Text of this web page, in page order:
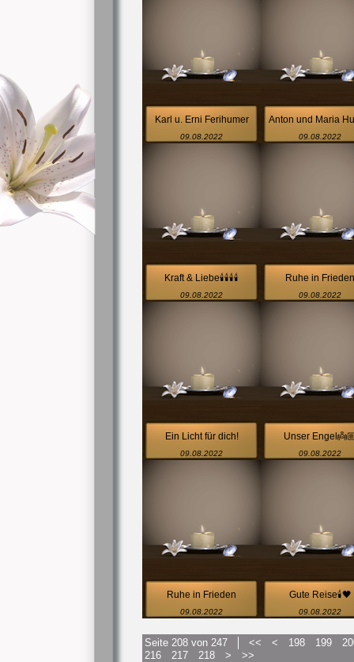
Karl u. Erni Ferihumer
09.08.2022
Anton und Maria
09.08.2022
Kraft & Liebe🕯️🕯️🕯️🕯️
09.08.2022
Ruhe in Frieden
09.08.2022
Ein Licht für dich!
09.08.2022
Unser
09.08.2022
Ruhe in Frieden
09.08.2022
Gute Reise🕯🖤
09.08.2022
Seite 208 von 247 << < 198 199
216
217 218 > >>